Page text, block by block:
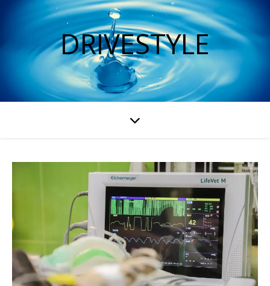
DRIVESTYLE